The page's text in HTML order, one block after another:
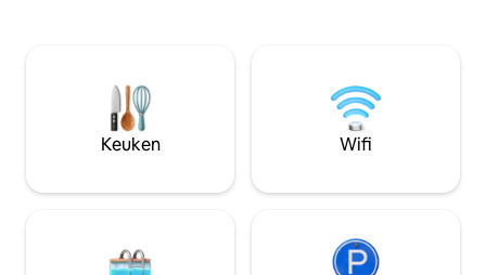
gastniveau - alle kasten en dressoirs zijn
leeg en van jou voor volledig gebruik!
Mede-verhuurder woont in een
onderste aparte ingangssuite. Niets
honden mee te
dan één hond
weten. Gunstig
restaurants en
Keuken Wifi